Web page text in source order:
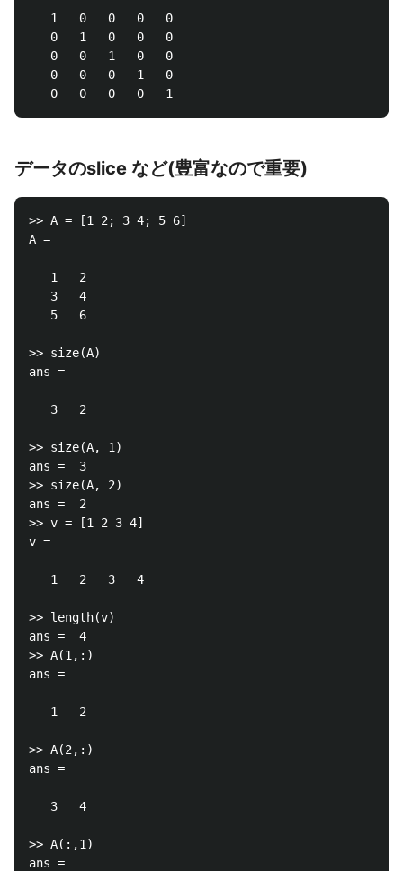
   1   0   0   0   0
   0   1   0   0   0
   0   0   1   0   0
   0   0   0   1   0
データのslice など(豊富なので重要)
>> A = [1 2; 3 4; 5 6]
A =
   1   2
   3   4
   5   6
>> size(A)
ans =
   3   2
>> size(A, 1)
ans =  3
>> size(A, 2)
ans =  2
>> v = [1 2 3 4]
v =
   1   2   3   4
>> length(v)
ans =  4
>> A(1,:)
ans =
   1   2
>> A(2,:)
ans =
   3   4
>> A(:,1)
ans =